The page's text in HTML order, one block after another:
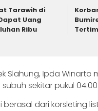
Tarawih di
Uang
Ribu
Slahung, Ipda
sekitar pukul 04.00
dari korsleting